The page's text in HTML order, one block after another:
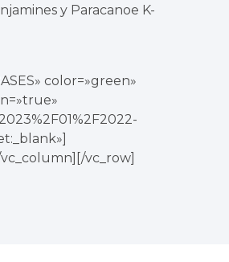
y Paracanoe K-
color=»green»
vc_row]